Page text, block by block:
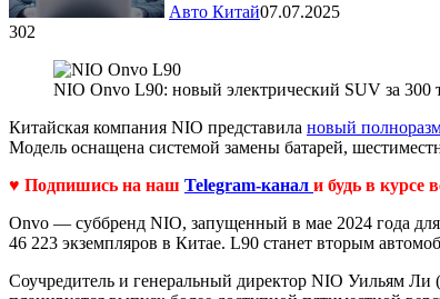
Авто Китай07.07.2025
302
NIO Onvo L90: новый электрический SUV за 300
Китайская компания NIO представила новый
Модель оснащена системой замены батарей,
♥ Подпишись на наш Telegram-канал и будь в курсе
Onvo — суббренд NIO, запущенный в мае 2024 года
46 223 экземпляров в Китае. L90 станет вторым
Соучредитель и генеральный директор NIO Уильям